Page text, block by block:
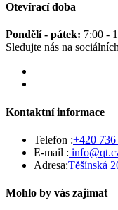
Otevírací doba
Pondělí - pátek: 7:00 -
Sledujte nás na
Kontaktní informace
Telefon :+420
E-mail :
Adresa:Těšínská
Mohlo by vás zajímat